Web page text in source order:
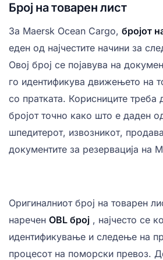
Број на товарен лист
За Maersk Ocean Cargo, бројот
еден од најчестите начини за
Овој број се појавува на
го идентификува движењето на
со пратката. Корисниците треба
бројот точно како што е даден
шпедитерот, извозникот,
документите за резервација на
Оригиналниот број на товарен
наречен OBL број , најчесто се
идентификување и следење на
процесот на поморски превоз.